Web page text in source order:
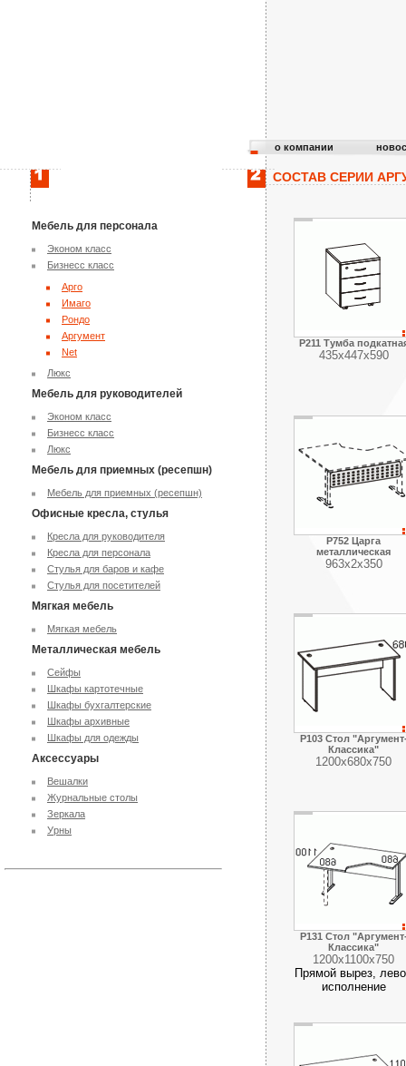
о компании
СОСТАВ СЕРИИ
Мебель для персонала
Эконом класс
Бизнесс класс
Арго
Имаго
Рондо
Аргумент
Net
Люкс
Мебель для руководителей
Эконом класс
Бизнесс класс
Люкс
Мебель для приемных (ресепшн)
Мебель для приемных (ресепшн)
Офисные кресла, стулья
Кресла для руководителя
Кресла для персонала
Стулья для баров и кафе
Стулья для посетителей
Мягкая мебель
Мягкая мебель
Металлическая мебель
Сейфы
Шкафы картотечные
Шкафы бухгалтерские
Шкафы архивные
Шкафы для одежды
Аксессуары
Вешалки
Журнальные столы
Зеркала
Урны
Р211 Тумба
435х447х590
Р752 Царга
металлическая
963х2х350
Р103 Стол
Классика"
1200х680х750
Р131 Стол
Классика"
1200х1100х750
Прямой вырез,
исполнение